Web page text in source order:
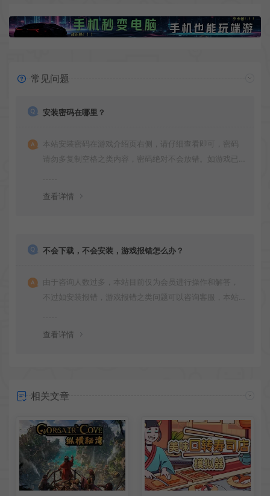
常见问题
安装密码在哪里？
本站安装密码在游戏介绍页右侧，请仔细查看即可，密码
请勿多复制空格之类内容，密码绝对不会放错。如游戏已
查看详情
不会下载，不会安装，游戏报错怎么办？
由于咨询人数过多，本站目前仅为会员进行操作和解答，
不过如安装报错，游戏报错之类问题可以咨询客服，本站
查看详情
相关文章